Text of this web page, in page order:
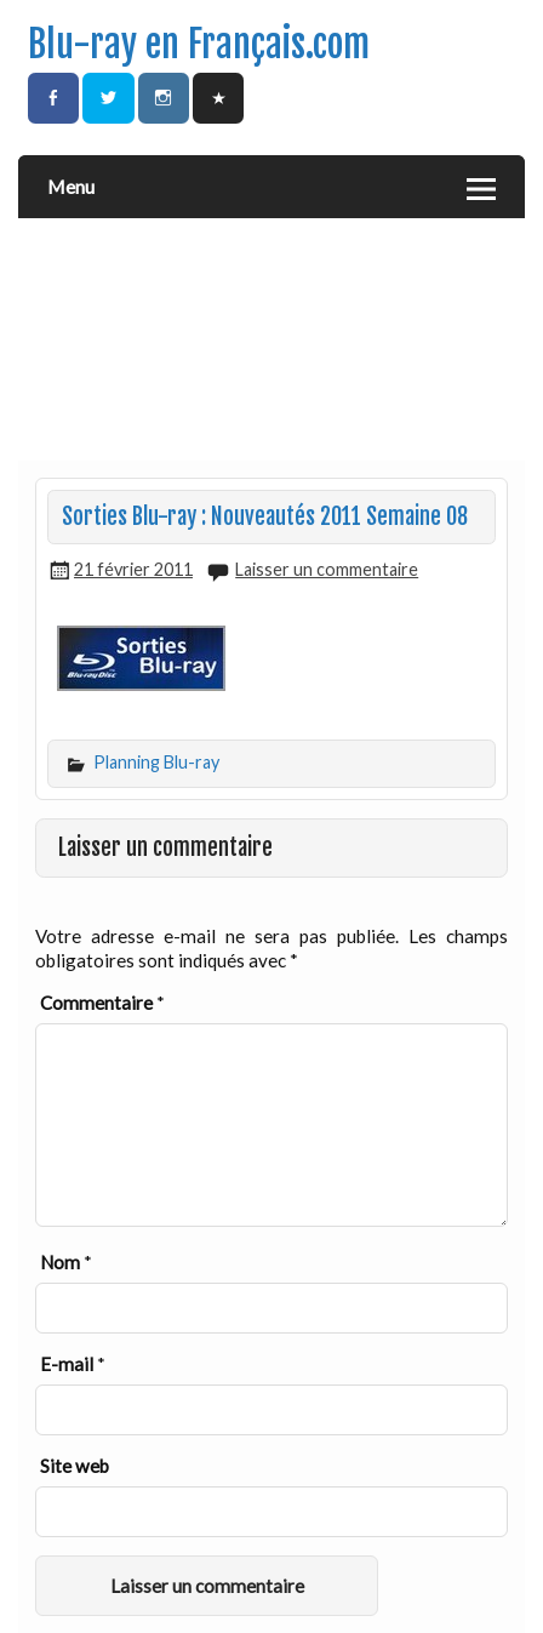
Blu-ray en Français.com
Menu
Sorties Blu-ray : Nouveautés 2011 Semaine 08
21 février 2011 Laisser un commentaire
Planning Blu-ray
Laisser un commentaire
Votre adresse e-mail ne sera pas publiée.
Les champs
obligatoires sont indiqués avec *
Commentaire*
Nom *
E-mail *
Site web